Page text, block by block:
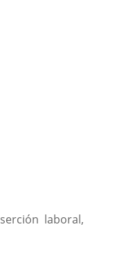
laboral,